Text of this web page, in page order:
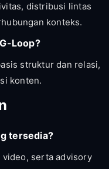
distribusi lintas
konteks.
Loop?
struktur dan relasi,
konten.
tersedia?
serta advisory